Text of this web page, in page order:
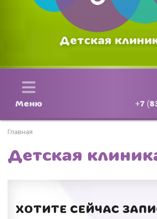
Детская
Меню +7
Главная
Детская
ХОТИТЕ СЕЙЧАС